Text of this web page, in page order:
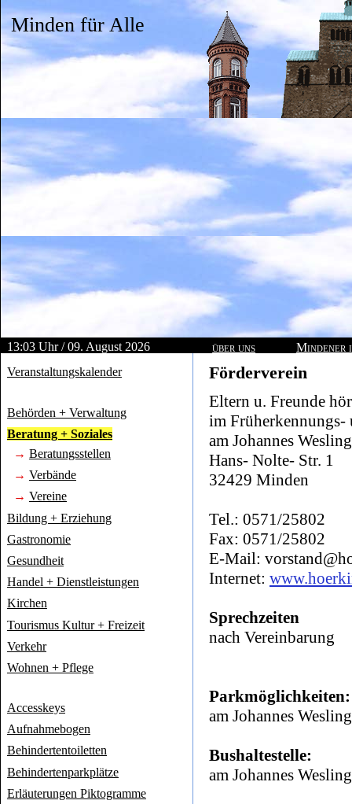
Minden für Alle
13:03 Uhr / 09. August 2026 über uns
Mindener
Veranstaltungskalender
Behörden + Verwaltung
Beratung + Soziales
→ Beratungsstellen
→ Verbände
→ Vereine
Bildung + Erziehung
Gastronomie
Gesundheit
Handel + Dienstleistungen
Kirchen
Tourismus Kultur + Freizeit
Verkehr
Wohnen + Pflege
Accesskeys
Aufnahmebogen
Behindertentoiletten
Behindertenparkplätze
Erläuterungen Piktogramme
Förderverein
Eltern u. Freunde
im Früherkennungs-
am Johannes
Hans- Nolte- Str. 1
32429 Minden
Tel.: 0571/25802
Fax: 0571/25802
E-Mail:
Internet:
Sprechzeiten
nach Vereinbarung
Parkmöglichkeiten:
am Johannes
Bushaltestelle:
am Johannes